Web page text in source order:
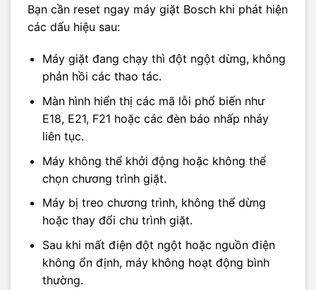
Bạn cần reset ngay máy giặt Bosch khi phát hiện
các dấu hiệu sau:
Máy giặt đang chạy thì đột ngột dừng, không
phản hồi các thao tác.
Màn hình hiển thị các mã lỗi phổ biến như
E18, E21, F21 hoặc các đèn báo nhấp nháy
liên tục.
Máy không thể khởi động hoặc không thể
chọn chương trình giặt.
Máy bị treo chương trình, không thể dừng
hoặc thay đổi chu trình giặt.
Sau khi mất điện đột ngột hoặc nguồn điện
không ổn định, máy không hoạt động bình
thường.